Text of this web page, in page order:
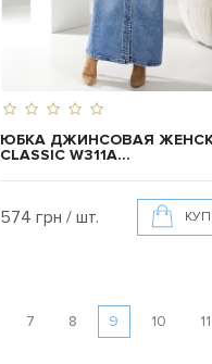
ЮБКА ДЖИНСОВАЯ
CLASSIC W311A...
574 грн / шт.
7 8 9 10 11